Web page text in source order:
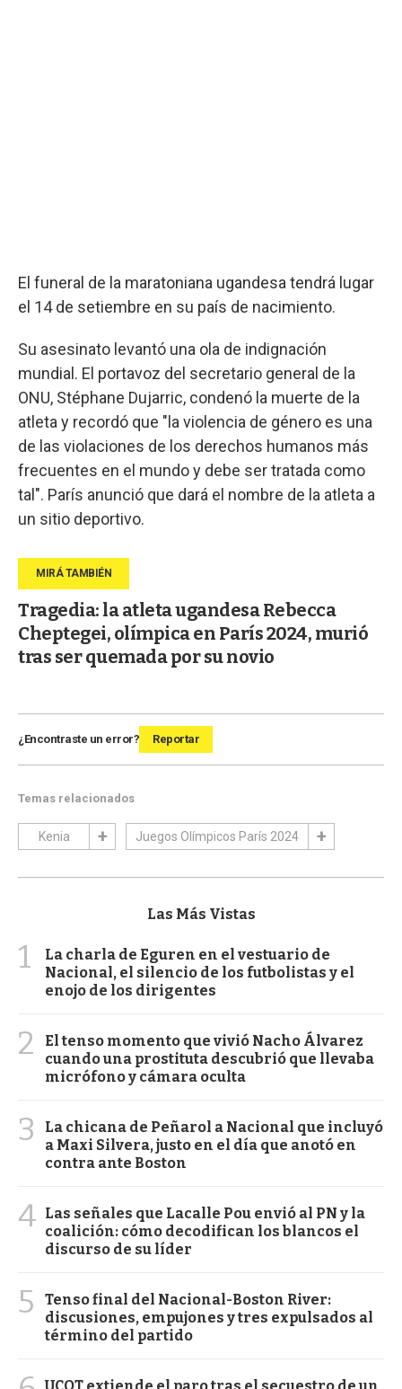
El funeral de la maratoniana ugandesa tendrá lugar
el 14 de setiembre en su país de nacimiento.
Su asesinato levantó una ola de indignación
mundial. El portavoz del secretario general de la
ONU, Stéphane Dujarric, condenó la muerte de la
atleta y recordó que "la violencia de género es una
de las violaciones de los derechos humanos más
frecuentes en el mundo y debe ser tratada como
tal". París anunció que dará el nombre de la atleta a
un sitio deportivo.
Tragedia: la atleta ugandesa Rebecca
Cheptegei, olímpica en París 2024, murió
tras ser quemada por su novio
¿Encontraste un error? Reportar
Temas relacionados
Kenia Juegos Olímpicos París 2024
Las Más Vistas
1
La charla de Eguren en el vestuario de
Nacional, el silencio de los futbolistas y el
enojo de los dirigentes
2
El tenso momento que vivió Nacho Álvarez
cuando una prostituta descubrió que llevaba
micrófono y cámara oculta
3
La chicana de Peñarol a Nacional que incluyó
a Maxi Silvera, justo en el día que anotó en
contra ante Boston
4 Las señales que Lacalle Pou envió al PN y la
coalición: cómo decodifican los blancos el
discurso de su líder
5
Tenso final del Nacional-Boston River:
discusiones, empujones y tres expulsados al
término del partido